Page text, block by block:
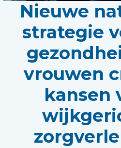
Nieuwe
strategie
vrouwen
kansen